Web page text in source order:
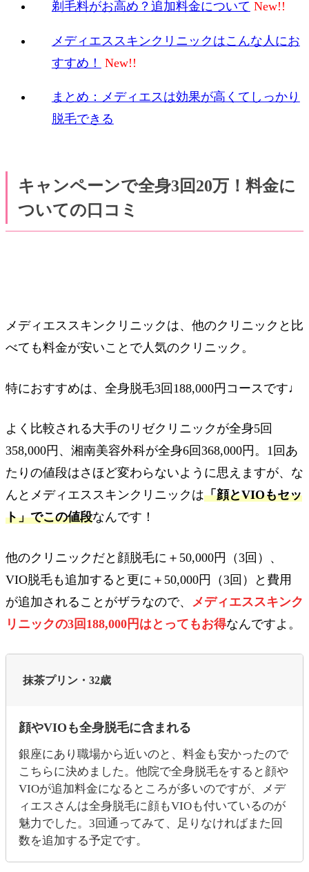
剃毛料がお高め？追加料金について
メディエススキンクリニックはこんな人にお
すすめ！
まとめ：メディエスは効果が高くてしっかり
脱毛できる
キャンペーンで全身3回20万！料金に
ついての口コミ
メディエススキンクリニックは、他のクリニックと比
べても料金が安いことで人気のクリニック。
特におすすめは、全身脱毛3回188,000円コースです♩
よく比較される大手のリゼクリニックが全身5回
358,000円、湘南美容外科が全身6回368,000円。1回あ
たりの値段はさほど変わらないように思えますが、な
んとメディエススキンクリニックは「顔とVIOもセッ
ト」でこの値段なんです！
他のクリニックだと顔脱毛に＋50,000円（3回）、
VIO脱毛も追加すると更に＋50,000円（3回）と費用
が追加されることがザラなので、 メディエススキンク
リニックの3回188,000円はとってもお得なんですよ。
抹茶プリン・32歳
顔やVIOも全身脱毛に含まれる
銀座にあり職場から近いのと、料金も安かったので
こちらに決めました。他院で全身脱毛をすると顔や
VIOが追加料金になるところが多いのですが、メデ
ィエスさんは全身脱毛に顔もVIOも付いているのが
魅力でした。3回通ってみて、足りなければまた回
数を追加する予定です。